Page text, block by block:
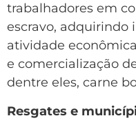
trabalhadores em
escravo, adquirindo
atividade
e comercialização
dentre eles, carne
Resgates e